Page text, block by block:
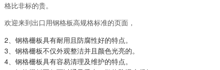
格比非标的贵。
欢迎来到出口用钢格板高规格标准的页面，
2、钢格栅板具有耐用且防腐性好的特点。
3、钢格栅板不仅外观整洁并且颜色光亮的。
4、钢格栅板具有容易清理及维护的特点。